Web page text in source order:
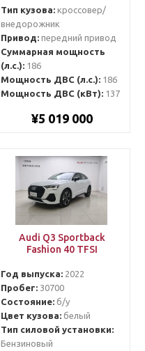
Тип кузова:кроссовер/
внедорожник
Привод:передний привод
Суммарная мощность
(л.с.):186
Мощность ДВС (л.с.):186
Мощность ДВС (кВт):137
¥5 019 000
Audi Q3 Sportback
Fashion 40 TFSI
Год выпуска:2022
Пробег:30700
Состояние:б/у
Цвет кузова:белый
Тип силовой установки:
Бензиновый